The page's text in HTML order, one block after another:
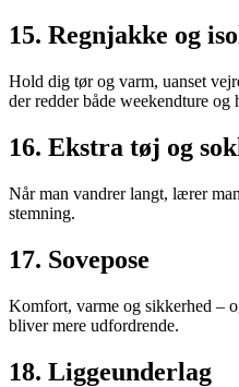
15. Regnjakke og
Hold dig tør og varm, uanset
der redder både weekendture og
16. Ekstra tøj og
Når man vandrer langt, lærer
stemning.
17. Sovepose
Komfort, varme og sikkerhed –
bliver mere udfordrende.
18. Liggeunderlag